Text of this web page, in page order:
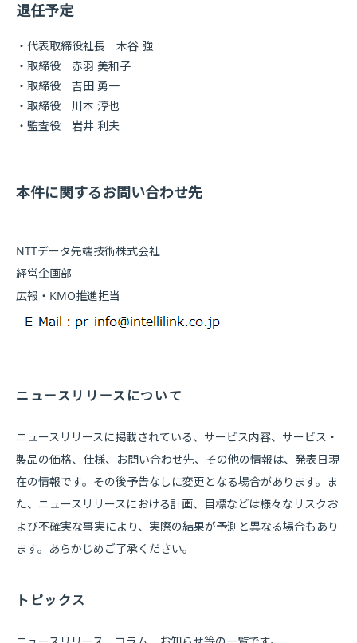
退任予定
代表取締役社長 木谷 強
取締役 赤羽 美和子
取締役 吉田 勇一
取締役 川本 淳也
監査役 岩井 利夫
本件に関するお問い合わせ先
NTTデータ先端技術株式会社
経営企画部
広報・KMO推進担当
ニュースリリースについて
ニュースリリースに掲載されている、サービス内容、サービス・
製品の価格、仕様、お問い合わせ先、その他の情報は、発表日現
在の情報です。その後予告なしに変更となる場合があります。ま
た、ニュースリリースにおける計画、目標などは様々なリスクお
よび不確実な事実により、実際の結果が予測と異なる場合もあり
ます。あらかじめご了承ください。
トピックス